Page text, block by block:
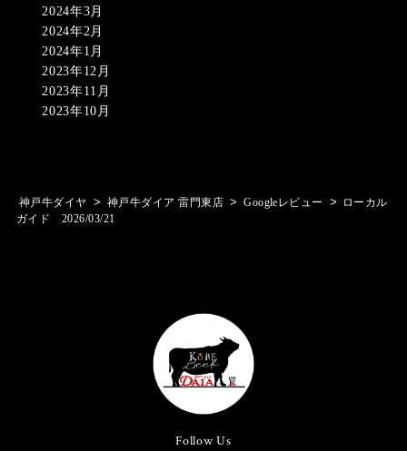
2024年3月
2024年2月
2024年1月
2023年12月
2023年11月
2023年10月
神戸牛ダイヤ > 神戸牛ダイア 雷門東店 > Googleレビュー >
ローカル
ガイド 2026/03/21
Follow Us